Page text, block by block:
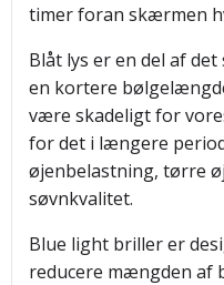
timer foran skærmen
Blåt lys er en del af
en kortere
være skadeligt for
for det i længere
øjenbelastning, tørre
søvnkvalitet.
Blue light briller er
reducere mængden af